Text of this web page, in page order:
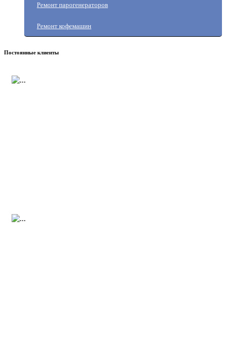
Ремонт парогенераторов
Ремонт кофемашин
Постоянные клиенты